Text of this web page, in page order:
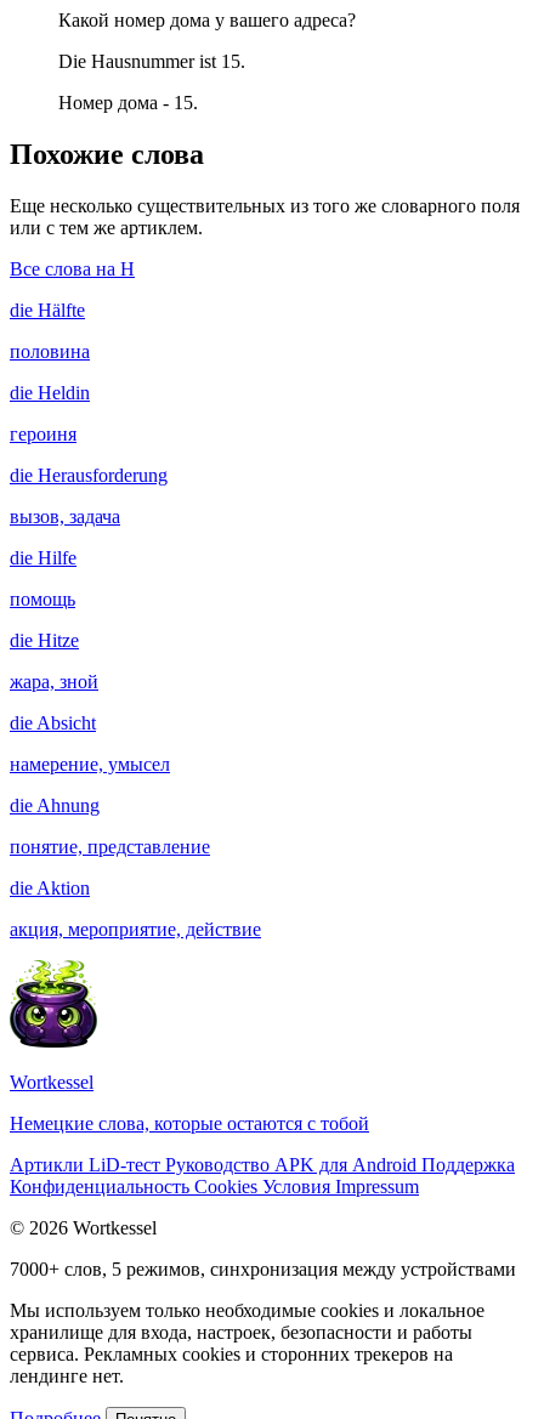
Какой номер дома у вашего адреса?
Die Hausnummer ist 15.
Номер дома - 15.
Похожие слова
Еще несколько существительных из того же словарного поля
или с тем же артиклем.
Все слова на H
die Hälfte
половина
die Heldin
героиня
die Herausforderung
вызов, задача
die Hilfe
помощь
die Hitze
жара, зной
die Absicht
намерение, умысел
die Ahnung
понятие, представление
die Aktion
акция, мероприятие, действие
Wortkessel
Немецкие слова, которые остаются с тобой
Артикли LiD-тест Руководство APK для Android Поддержка
Конфиденциальность Cookies Условия Impressum
© 2026 Wortkessel
7000+ слов, 5 режимов, синхронизация между устройствами
Мы используем только необходимые cookies и локальное
хранилище для входа, настроек, безопасности и работы
сервиса. Рекламных cookies и сторонних трекеров на
лендинге нет.